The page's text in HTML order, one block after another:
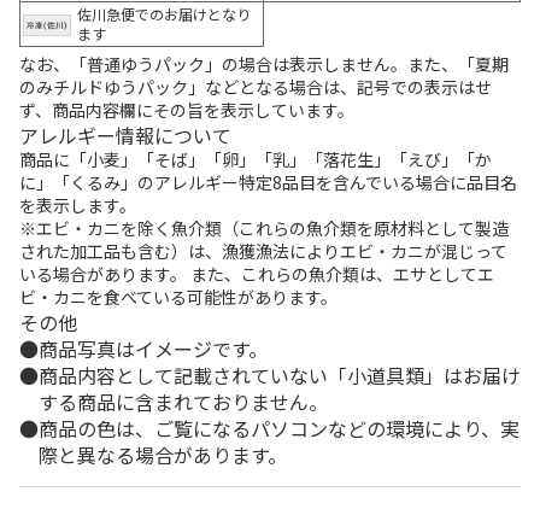
佐川急便でのお届けとなり
ます
なお、「普通ゆうパック」の場合は表示しません。また、「夏期
のみチルドゆうパック」などとなる場合は、記号での表示はせ
ず、商品内容欄にその旨を表示しています。
アレルギー情報について
商品に「小麦」「そば」「卵」「乳」「落花生」「えび」「か
に」「くるみ」のアレルギー特定8品目を含んでいる場合に品目名
を表示します。
※エビ・カニを除く魚介類（これらの魚介類を原材料として製造
された加工品も含む）は、漁獲漁法によりエビ・カニが混じって
いる場合があります。 また、これらの魚介類は、エサとしてエ
ビ・カニを食べている可能性があります。
その他
商品写真はイメージです。
商品内容として記載されていない「小道具類」はお届け
する商品に含まれておりません。
商品の色は、ご覧になるパソコンなどの環境により、実
際と異なる場合があります。